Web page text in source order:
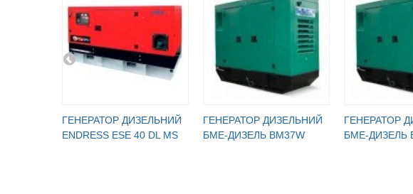
ГЕНЕРАТОР ДИЗЕЛЬНИЙ
ENDRESS ESE 40 DL MS
ГЕНЕРАТОР ДИЗЕЛЬНИЙ
БМЕ-ДИЗЕЛЬ BM37W
ГЕНЕРАТОР
БМЕ-ДИЗЕЛЬ